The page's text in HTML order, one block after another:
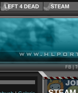
LEFT 4 DEAD STEAM
FB|